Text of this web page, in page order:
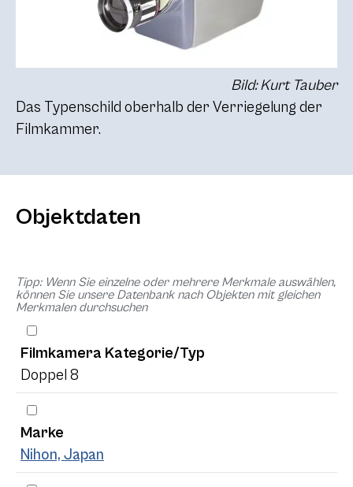
Bild: Kurt Tauber
Das Typenschild oberhalb der Verriegelung der
Filmkammer.
Objektdaten
Tipp: Wenn Sie einzelne oder mehrere Merkmale auswählen,
können Sie unsere Datenbank nach Objekten mit gleichen
Merkmalen durchsuchen
Filmkamera Kategorie/Typ
Doppel 8
Marke
Nihon, Japan